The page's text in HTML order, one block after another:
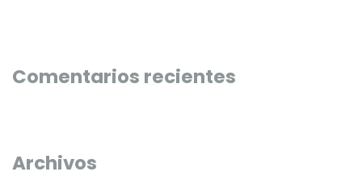
Comentarios recientes
Archivos